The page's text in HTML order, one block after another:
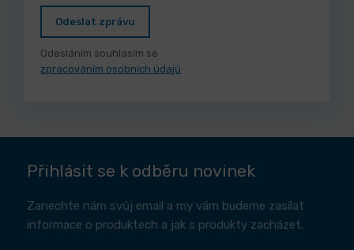
Odeslat zprávu
Odesláním souhlasím se
zpracováním osobních údajů
Přihlásit se k odběru novinek
Zanechte nám svůj email a my vám budeme zasílat
informace o produktech a jak s produkty zacházet.